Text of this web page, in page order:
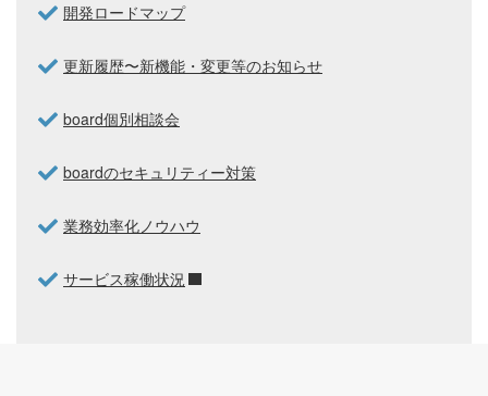
開発ロードマップ
更新履歴〜新機能・変更等のお知らせ
board個別相談会
boardのセキュリティー対策
業務効率化ノウハウ
サービス稼働状況